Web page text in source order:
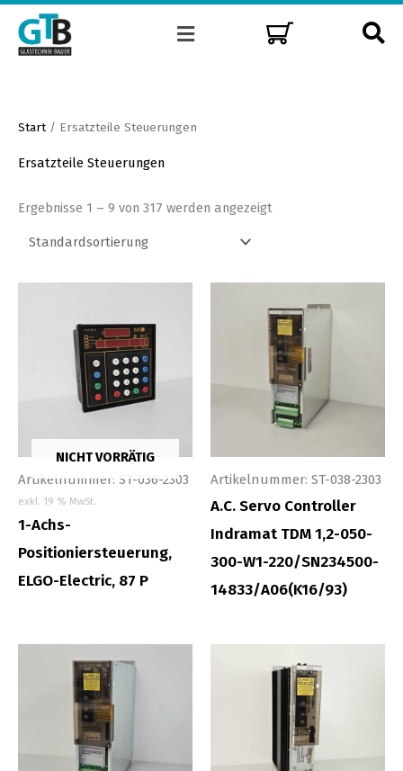
Inhalt
springen
Menü
Start/ Ersatzteile Steuerungen
Ersatzteile Steuerungen
Ergebnisse 1 – 9 von 317 werden angezeigt
NICHT VORRÄTIG
Artikelnummer: ST-036-2303
exkl. 19 % MwSt.
1-Achs-
Positioniersteuerung,
ELGO-Electric, 87 P
Artikelnummer: ST-038-2303
A.C. Servo Controller
Indramat TDM 1,2-050-
300-W1-220/SN234500-
14833/A06(K16/93)